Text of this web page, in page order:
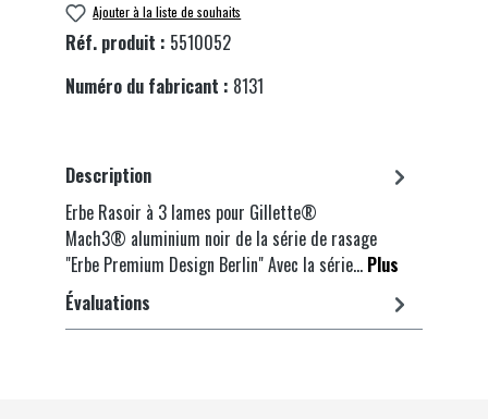
Ajouter à la liste de souhaits
Réf. produit : 5510052
Numéro du fabricant : 8131
Description
Erbe Rasoir à 3 lames pour Gillette®
Mach3® aluminium noir de la série de rasage
"Erbe Premium Design Berlin" Avec la série… Plus
Évaluations